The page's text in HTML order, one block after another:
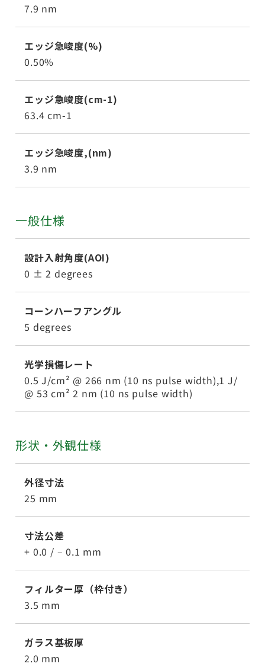
7.9 nm
エッジ急峻度(%)
0.50%
エッジ急峻度(cm-1)
63.4 cm-1
エッジ急峻度,(nm)
3.9 nm
一般仕様
設計入射角度(AOI)
0 ± 2 degrees
コーンハーフアングル
5 degrees
光学損傷レート
0.5 J/cm² @ 266 nm (10 ns pulse width),1 J/
@ 53 cm² 2 nm (10 ns pulse width)
形状・外観仕様
外径寸法
25 mm
寸法公差
+ 0.0 / – 0.1 mm
フィルター厚（枠付き）
3.5 mm
ガラス基板厚
2.0 mm